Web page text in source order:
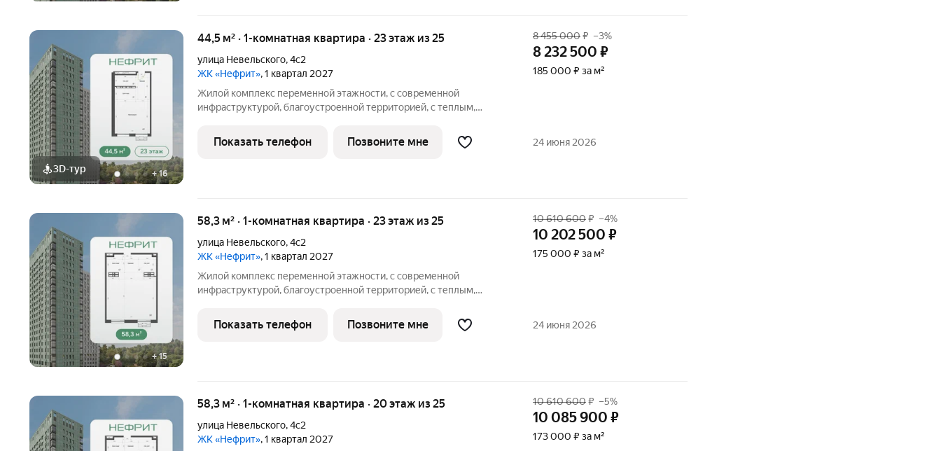
3D-тур +16
44,5 м² · 1-комнатная квартира · 23 этаж из 25
улица Невельского,4с2
ЖК «Нефрит», 1 квартал 2027
Жилой комплекс переменной этажности, с современной
инфраструктурой, благоустроенной территорией, с теплым,
районе Луговая. Просторные квартиры, с большими окнами,
комфортными планировкам,
8 455 000₽ –3%
8 232 500 ₽
185 000 ₽ за м²
Показать телефон Позвоните мне 24 июня 2026
+15
58,3 м² · 1-комнатная квартира · 23 этаж из 25
улица Невельского,4с2
ЖК «Нефрит», 1 квартал 2027
Жилой комплекс переменной этажности, с современной
инфраструктурой, благоустроенной территорией, с теплым,
районе Луговая. Просторные квартиры, с большими окнами,
комфортными планировкам,
10 610 600₽ –4%
10 202 500 ₽
175 000 ₽ за м²
Показать телефон Позвоните мне 24 июня 2026
58,3 м² · 1-комнатная квартира · 20 этаж из 25
улица Невельского,4с2
ЖК «Нефрит», 1 квартал 2027
10 610 600₽ –5%
10 085 900 ₽
173 000 ₽ за м²